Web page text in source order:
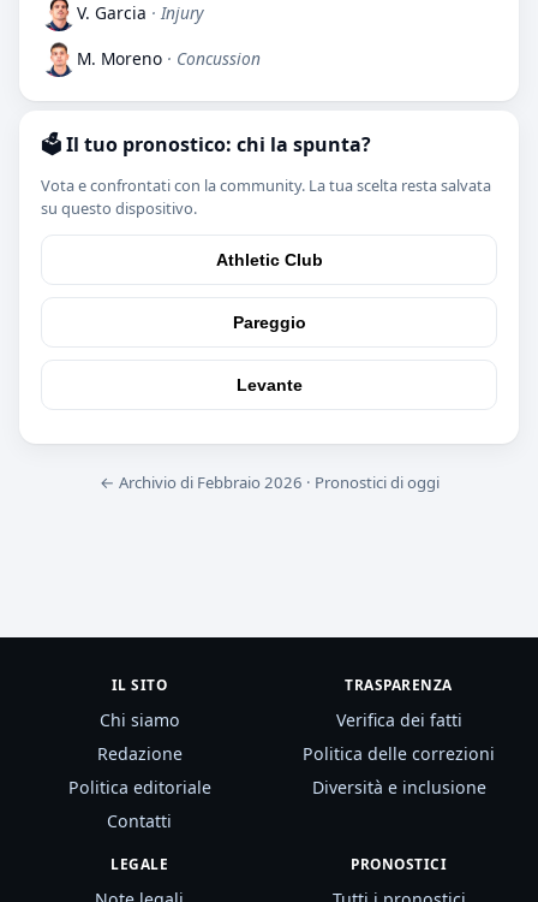
V. Garcia · Injury
M. Moreno · Concussion
🗳️ Il tuo pronostico: chi la spunta?
Vota e confrontati con la community. La tua scelta resta salvata
su questo dispositivo.
Athletic Club
Pareggio
Levante
← Archivio di Febbraio 2026 · Pronostici di oggi
IL SITO
Chi siamo
Redazione
Politica editoriale
Contatti
TRASPARENZA
Verifica dei fatti
Politica delle correzioni
Diversità e inclusione
LEGALE PRONOSTICI